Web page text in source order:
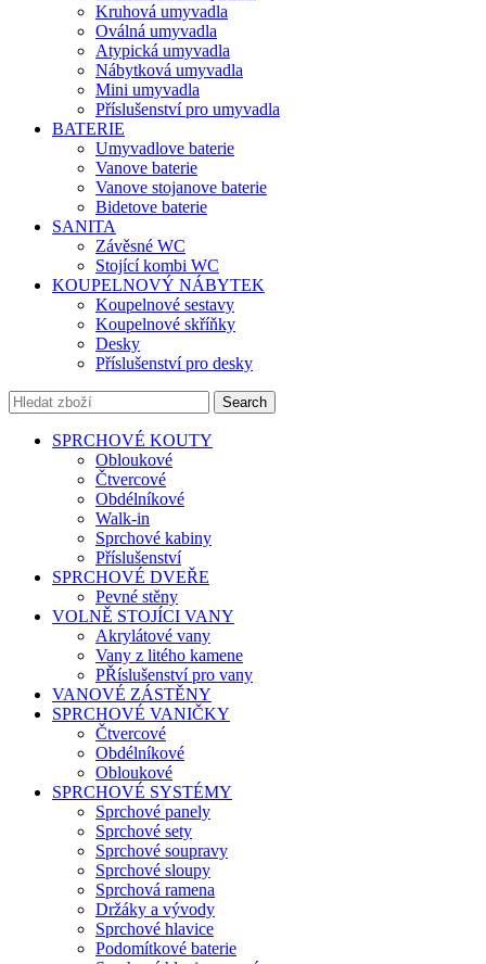
Kruhová umyvadla
Oválná umyvadla
Atypická umyvadla
Nábytková umyvadla
Mini umyvadla
Příslušenství pro umyvadla
BATERIE
Umyvadlove baterie
Vanove baterie
Vanove stojanove baterie
Bidetove baterie
SANITA
Závěsné WC
Stojící kombi WC
KOUPELNOVÝ NÁBYTEK
Koupelnové sestavy
Koupelnové skříňky
Desky
Příslušenství pro desky
Search
SPRCHOVÉ KOUTY
Obloukové
Čtvercové
Obdélníkové
Walk-in
Sprchové kabiny
Příslušenství
SPRCHOVÉ DVEŘE
Pevné stěny
VOLNĚ STOJÍCI VANY
Akrylátové vany
Vany z litého kamene
PŘíslušenství pro vany
VANOVÉ ZÁSTĚNY
SPRCHOVÉ VANIČKY
Čtvercové
Obdélníkové
Obloukové
SPRCHOVÉ SYSTÉMY
Sprchové panely
Sprchové sety
Sprchové soupravy
Sprchové sloupy
Sprchová ramena
Držáky a vývody
Sprchové hlavice
Podomítkové baterie